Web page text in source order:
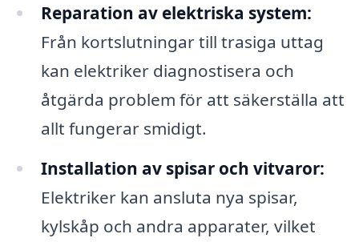
Reparation av elektriska system:
Från kortslutningar till trasiga uttag
kan elektriker diagnostisera och
åtgärda problem för att säkerställa att
allt fungerar smidigt.
Installation av spisar och vitvaror:
Elektriker kan ansluta nya spisar,
kylskåp och andra apparater, vilket